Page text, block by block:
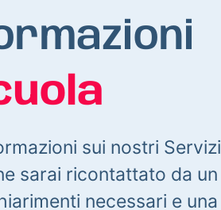
sui nostri Servizi
sarai ricontattato da un
necessari e una